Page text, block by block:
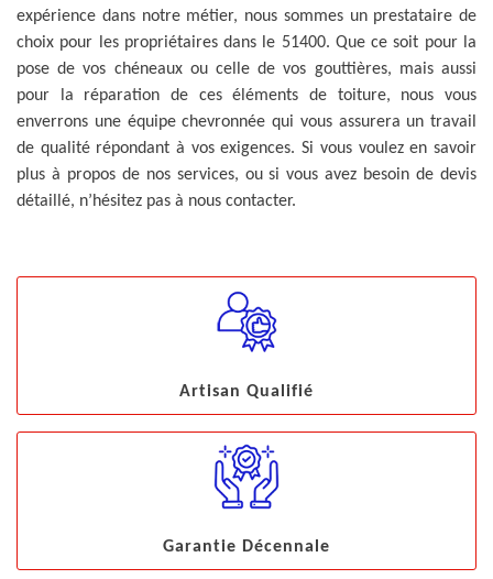
expérience dans notre métier, nous sommes un prestataire de
choix pour les propriétaires dans le 51400. Que ce soit pour la
pose de vos chéneaux ou celle de vos gouttières, mais aussi
pour la réparation de ces éléments de toiture, nous vous
enverrons une équipe chevronnée qui vous assurera un travail
de qualité répondant à vos exigences. Si vous voulez en savoir
plus à propos de nos services, ou si vous avez besoin de devis
détaillé, n’hésitez pas à nous contacter.
Artisan Qualifié
Garantie Décennale